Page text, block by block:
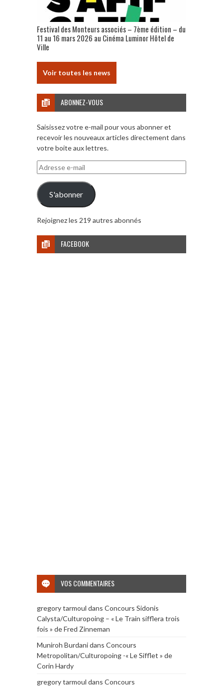
Festival des Monteurs associés – 7ème édition – du
11 au 16 mars 2026 au Cinéma Luminor Hôtel de
Ville
Voir toutes les news
ABONNEZ-VOUS
Saisissez votre e-mail pour vous abonner et
recevoir les nouveaux articles directement dans
votre boite aux lettres.
Adresse
e-
mail
S'abonner
Rejoignez les 219 autres abonnés
FACEBOOK
VOS COMMENTAIRES
gregory tarmoul dans Concours Sidonis
Calysta/Culturopoing – « Le Train sifflera trois
fois » de Fred Zinneman
Muniroh Burdanidans Concours
Metropolitan/Culturopoing -« Le Sifflet » de
Corin Hardy
gregory tarmoul dans Concours